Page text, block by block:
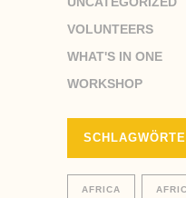
VOLUNTEERS
WHAT'S IN ONE
WORKSHOP
AFRICA